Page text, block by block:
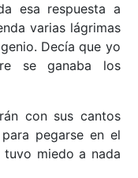
esa respuesta a
varias lágrimas
Decía que yo
se ganaba los
con sus cantos
pegarse en el
miedo a nada